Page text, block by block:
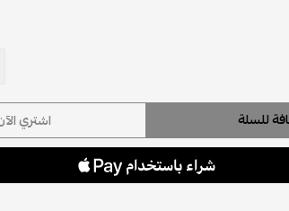
للسلة اشتري